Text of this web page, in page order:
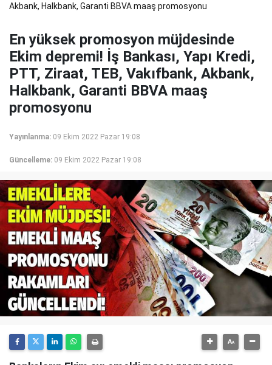
Akbank, Halkbank, Garanti BBVA maaş promosyonu
En yüksek promosyon müjdesinde
Ekim depremi! İş Bankası, Yapı Kredi,
PTT, Ziraat, TEB, Vakıfbank, Akbank,
Halkbank, Garanti BBVA maaş
promosyonu
Yayınlanma: 09 Ekim 2022 Pazar 19:08
Güncelleme: 09 Ekim 2022 Pazar 19:08